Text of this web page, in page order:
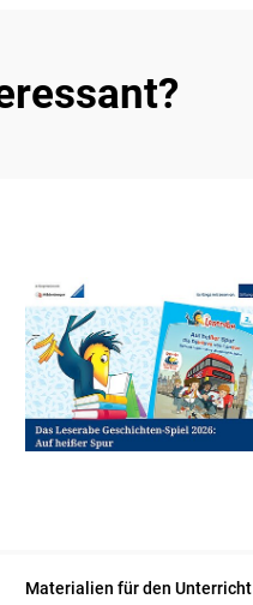
Materialien für den Unterricht